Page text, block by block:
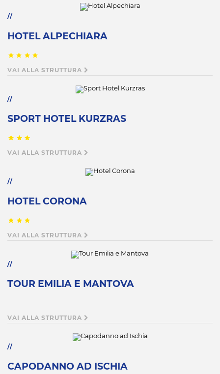
HOTEL ALPECHIARA
VAI ALLA STRUTTURA
SPORT HOTEL KURZRAS
VAI ALLA STRUTTURA
HOTEL CORONA
VAI ALLA STRUTTURA
TOUR EMILIA E MANTOVA
VAI ALLA STRUTTURA
CAPODANNO AD ISCHIA